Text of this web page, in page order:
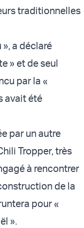
traditionnelles
», a déclaré
» et de seul
par la «
avait été
par un autre
Tropper, très
à rencontrer
de la
pour «
».